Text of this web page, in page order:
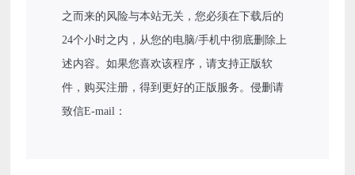
之而来的风险与本站无关，您必须在下载后的
24个小时之内，从您的电脑/手机中彻底删除上
述内容。如果您喜欢该程序，请支持正版软
件，购买注册，得到更好的正版服务。侵删请
致信E-mail：